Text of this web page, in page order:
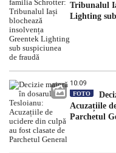
Tribunalul
Lighting
10:09
FOTO
Acuzațiile
Parchetul